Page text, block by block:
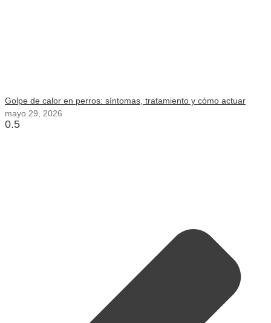
Golpe de calor en perros: síntomas, tratamiento y cómo actuar
mayo 29, 2026